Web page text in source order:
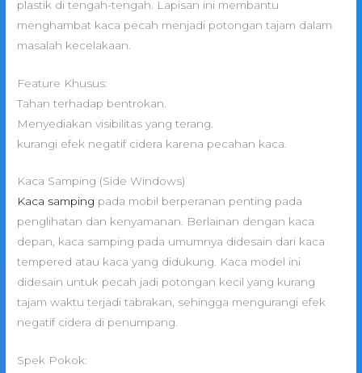
plastik di tengah-tengah. Lapisan ini membantu
menghambat kaca pecah menjadi potongan tajam dalam
masalah kecelakaan.
Feature Khusus:
Tahan terhadap bentrokan.
Menyediakan visibilitas yang terang.
kurangi efek negatif cidera karena pecahan kaca.
Kaca Samping (Side Windows)
Kaca samping pada mobil berperanan penting pada
penglihatan dan kenyamanan. Berlainan dengan kaca
depan, kaca samping pada umumnya didesain dari kaca
tempered atau kaca yang didukung. Kaca model ini
didesain untuk pecah jadi potongan kecil yang kurang
tajam waktu terjadi tabrakan, sehingga mengurangi efek
negatif cidera di penumpang.
Spek Pokok: